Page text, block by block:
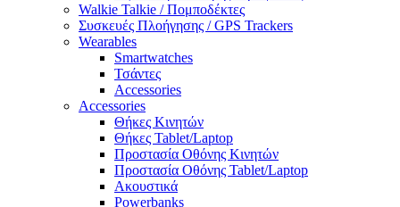
Walkie Talkie / Πομποδέκτες
Συσκευές Πλοήγησης / GPS Trackers
Wearables
Smartwatches
Τσάντες
Accessories
Accessories
Θήκες Κινητών
Θήκες Tablet/Laptop
Προστασία Οθόνης Κινητών
Προστασία Οθόνης Tablet/Laptop
Ακουστικά
Powerbanks